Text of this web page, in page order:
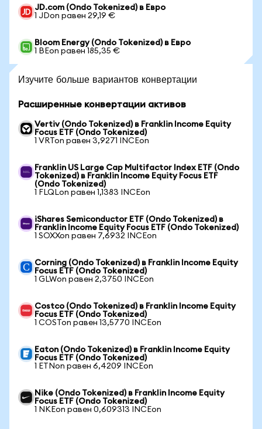
JD.com (Ondo Tokenized) в Евро
1 JDon равен 29,19 €
Bloom Energy (Ondo Tokenized) в Евро
1 BEon равен 185,35 €
Изучите больше вариантов конвертации
Расширенные конвертации активов
Vertiv (Ondo Tokenized) в Franklin Income Equity
Focus ETF (Ondo Tokenized)
1 VRTon равен 3,9271 INCEon
Franklin US Large Cap Multifactor Index ETF (Ondo
Tokenized) в Franklin Income Equity Focus ETF
(Ondo Tokenized)
1 FLQLon равен 1,1383 INCEon
iShares Semiconductor ETF (Ondo Tokenized) в
Franklin Income Equity Focus ETF (Ondo Tokenized)
1 SOXXon равен 7,6932 INCEon
Corning (Ondo Tokenized) в Franklin Income Equity
Focus ETF (Ondo Tokenized)
1 GLWon равен 2,3750 INCEon
Costco (Ondo Tokenized) в Franklin Income Equity
Focus ETF (Ondo Tokenized)
1 COSTon равен 13,5770 INCEon
Eaton (Ondo Tokenized) в Franklin Income Equity
Focus ETF (Ondo Tokenized)
1 ETNon равен 6,4209 INCEon
Nike (Ondo Tokenized) в Franklin Income Equity
Focus ETF (Ondo Tokenized)
1 NKEon равен 0,609313 INCEon